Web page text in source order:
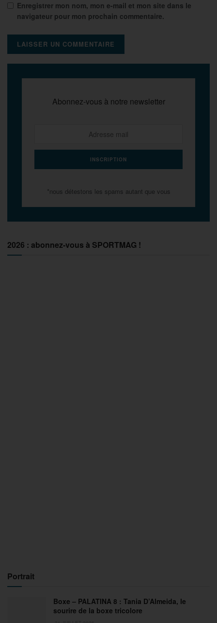
Enregistrer mon nom, mon e-mail et mon site dans le
navigateur pour mon prochain commentaire.
Abonnez-vous à notre newsletter
*nous détestons les spams autant que vous
2026 : abonnez-vous à SPORTMAG !
Portrait
Boxe – PALATINA 8 : Tania D’Almeida, le
sourire de la boxe tricolore